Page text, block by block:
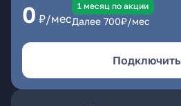
0 ₽/мес
1 месяц по акции
Далее 700₽/мес
Подключить